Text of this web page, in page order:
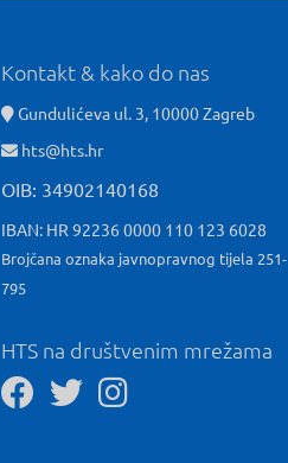
Kontakt & kako do nas
Gundulićeva ul. 3, 10000 Zagreb
hts@hts.hr
OIB: 34902140168
IBAN: HR 92236 0000 110 123 6028
Brojčana oznaka javnopravnog tijela 251-
795
HTS na društvenim mrežama